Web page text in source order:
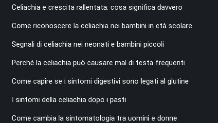
Celiachia e crescita rallentata: cosa significa davvero
Come riconoscere la celiachia nei bambini in età scolare
Segnali di celiachia nei neonati e bambini piccoli
Perché la celiachia può causare mal di testa frequenti
Come capire se i sintomi digestivi sono legati al glutine
I sintomi della celiachia dopo i pasti
Come cambia la sintomatologia tra uomini e donne